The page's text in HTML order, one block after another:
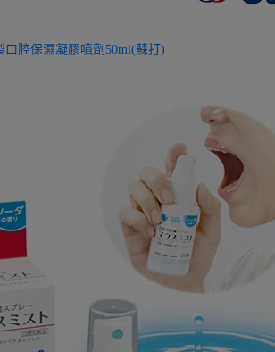
口腔保濕凝膠噴劑50ml(蘇打)